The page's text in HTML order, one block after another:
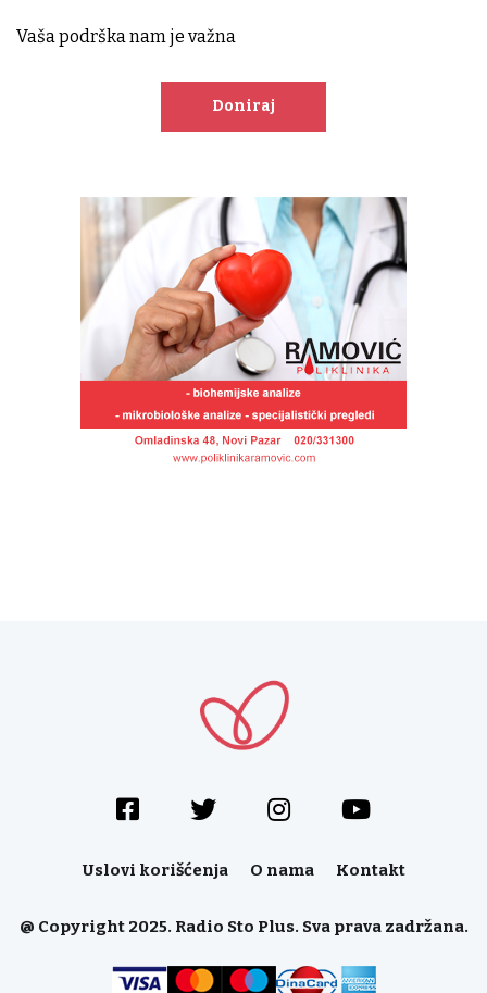
Vaša podrška nam je važna
Doniraj
Uslovi korišćenja O nama Kontakt
@ Copyright 2025. Radio Sto Plus. Sva prava zadržana.